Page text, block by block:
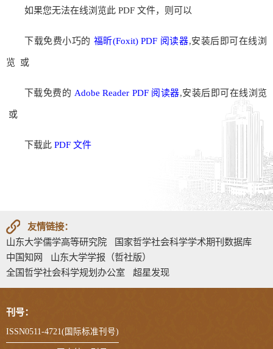
如果您无法在线浏览此 PDF 文件，则可以
下载免费小巧的 福昕(Foxit) PDF 阅读器,安装后即可在线浏
览 或
下载免费的 Adobe Reader PDF 阅读器,安装后即可在线浏览
或
下载此 PDF 文件
友情链接：
山东大学儒学高等研究院
国家哲学社会科学学术期刊数据库
中国知网
山东大学学报（哲社版）
全国哲学社会科学规划办公室
超星发现
刊号：
ISSN0511-4721(国际标准刊号)